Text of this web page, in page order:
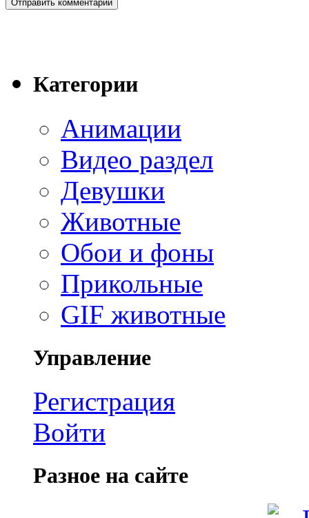
Категории
Анимации
Видео раздел
Девушки
Животные
Обои и фоны
Прикольные
GIF животные
Управление
Регистрация
Войти
Разное на сайте